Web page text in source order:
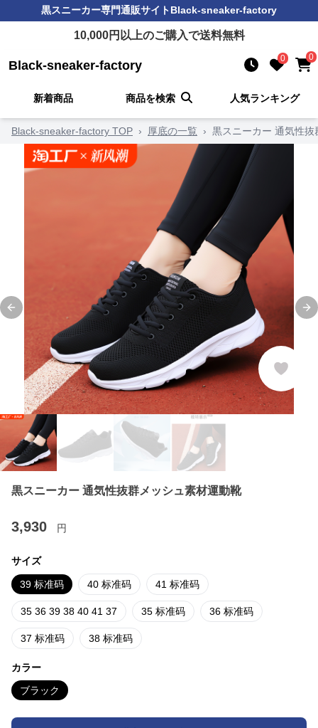
黒スニーカー専門通販サイトBlack-sneaker-factory
10,000円以上のご購入で送料無料
Black-sneaker-factory 0 0
新着商品 商品を検索 人気ランキング
Black-sneaker-factory TOP › 厚底の一覧 › 黒スニーカー 通気性
Previous slide
黒スニーカー 通気性抜群メッシュ素材運動靴
3,930 円
サイズ
39 标准码 40 标准码 41 标准码
35 36 39 38 40 41 37 35 标准码 36 标准码
37 标准码 38 标准码
カラー
ブラック